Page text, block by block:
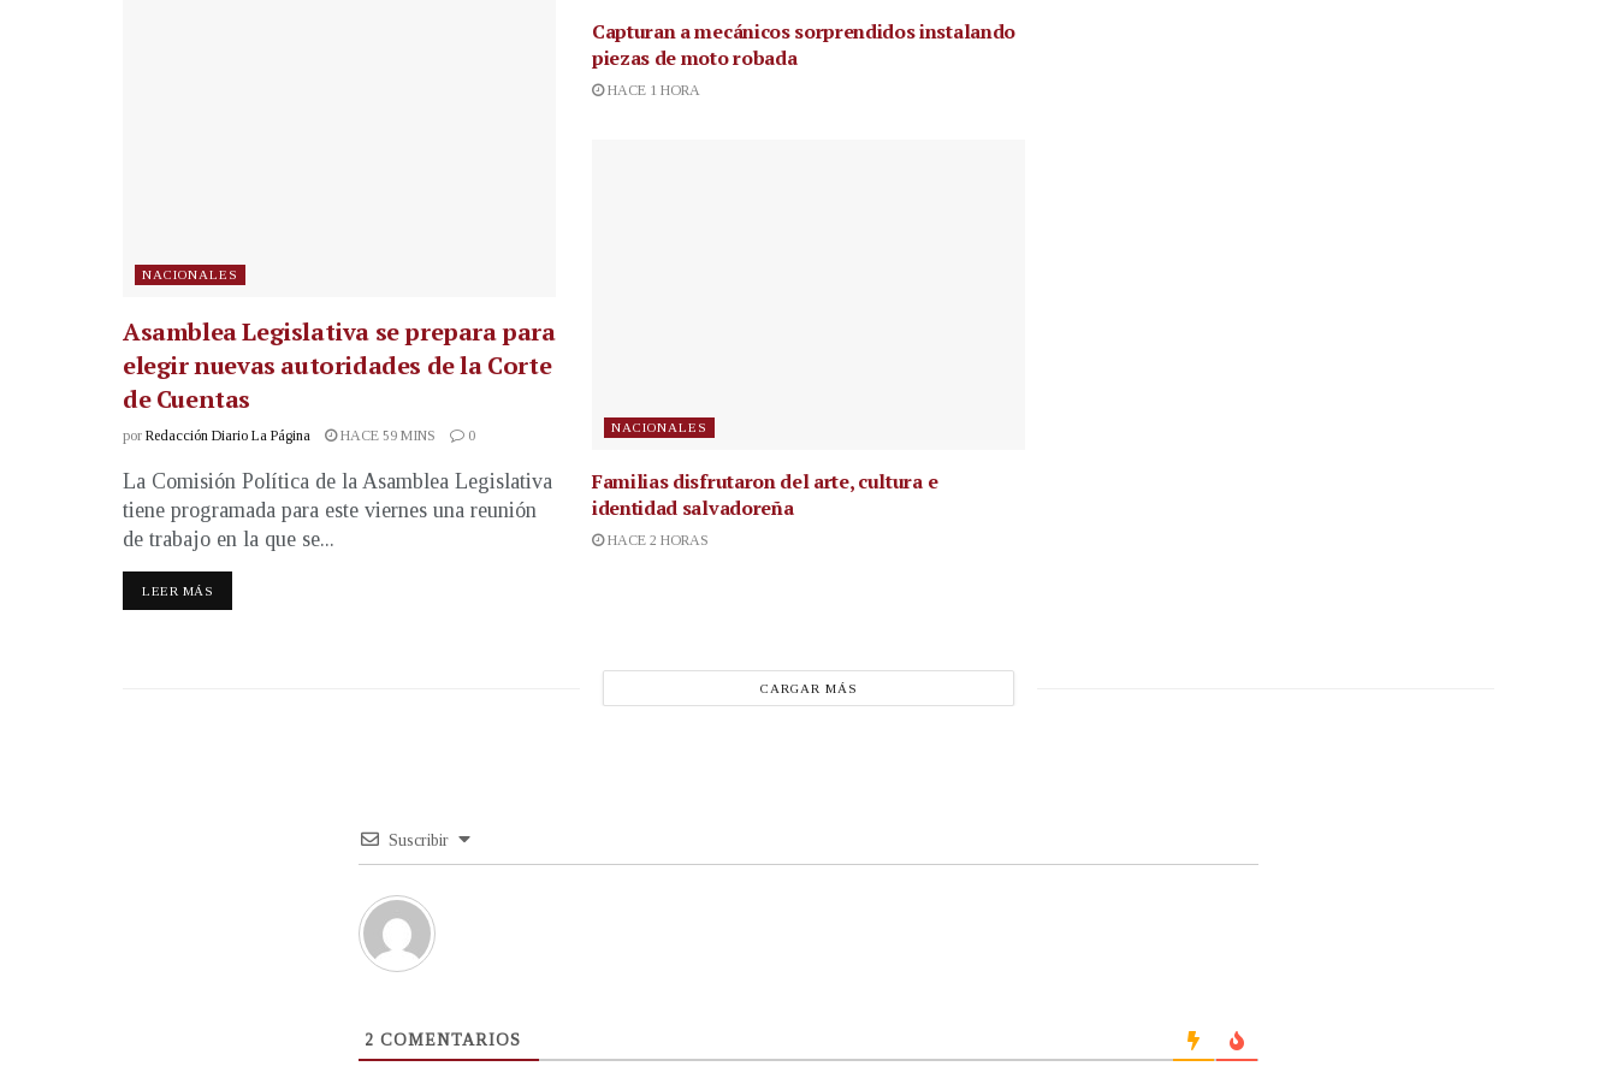
NACIONALES
Asamblea Legislativa se prepara para
elegir nuevas autoridades de la Corte
de Cuentas
por Redacción Diario La Página HACE 59 MINS 0
La Comisión Política de la Asamblea Legislativa
tiene programada para este viernes una reunión
de trabajo en la que se...
LEER MÁS
Capturan a mecánicos sorprendidos instalando
piezas de moto robada
HACE 1 HORA
NACIONALES
Familias disfrutaron del arte, cultura e
identidad salvadoreña
HACE 2 HORAS
CARGAR MÁS
Suscribir
2 COMENTARIOS